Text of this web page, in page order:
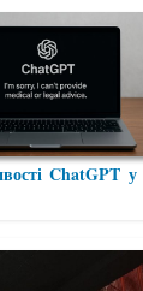
ChatGPT у